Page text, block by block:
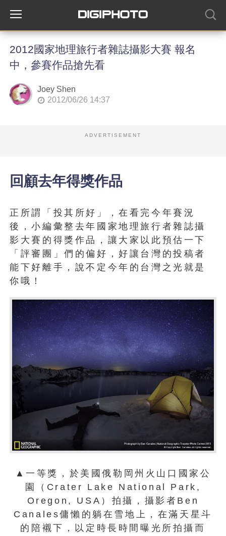
2012國家地理旅行者雜誌攝影大賽 報名
中，參賽作品搶先看
Joey Shen
2012/06/26 14:37
ADVERTISEMENT
回顧去年得獎作品
正所謂「投其所好」，在看完今年賽況
後，小編彙整去年國家地理旅行者雜誌攝
影大賽的得獎作品，讓大家以此預估一下
「評審團」們的偏好，好讓台灣的投稿者
能下好離手，說不定今年的台灣之光就是
你哦！
▲一等獎，於美國俄勒岡州火山口國家公
園（Crater Lake National Park,
Oregon, USA）拍攝，攝影者Ben
Canales傭懶的躺在雪地上，在滿天星斗
的陪襯下，以定時長時間曝光所拍攝而